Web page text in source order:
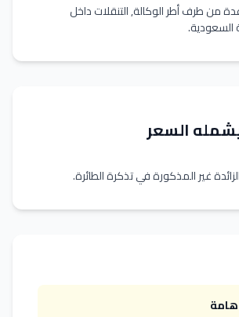
من طرف أطر الوكالة, التنقلات داخل
السعودية.
السعر
غير المذكورة في تذكرة الطائرة.